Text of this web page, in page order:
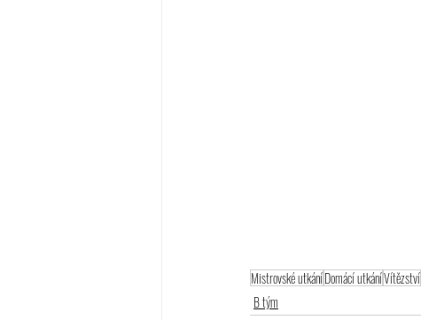
Mistrovské utkáníDomácí utkáníVítězství
B tým